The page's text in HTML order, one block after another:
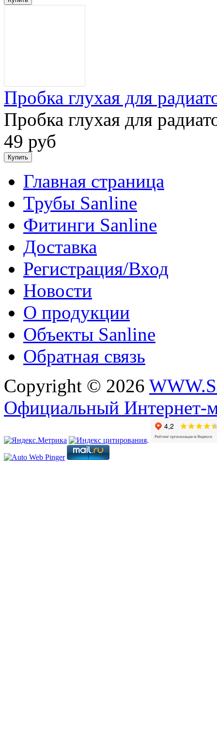
Пробка глухая для
Пробка глухая для
49 руб
Главная страница
Трубы Sanline
Фитинги Sanline
Доставка
Регистрация/Вход
Новости
О продукции
Объекты Sanline
Обратная связь
Copyright © 2026
Официальный Интернет-
.